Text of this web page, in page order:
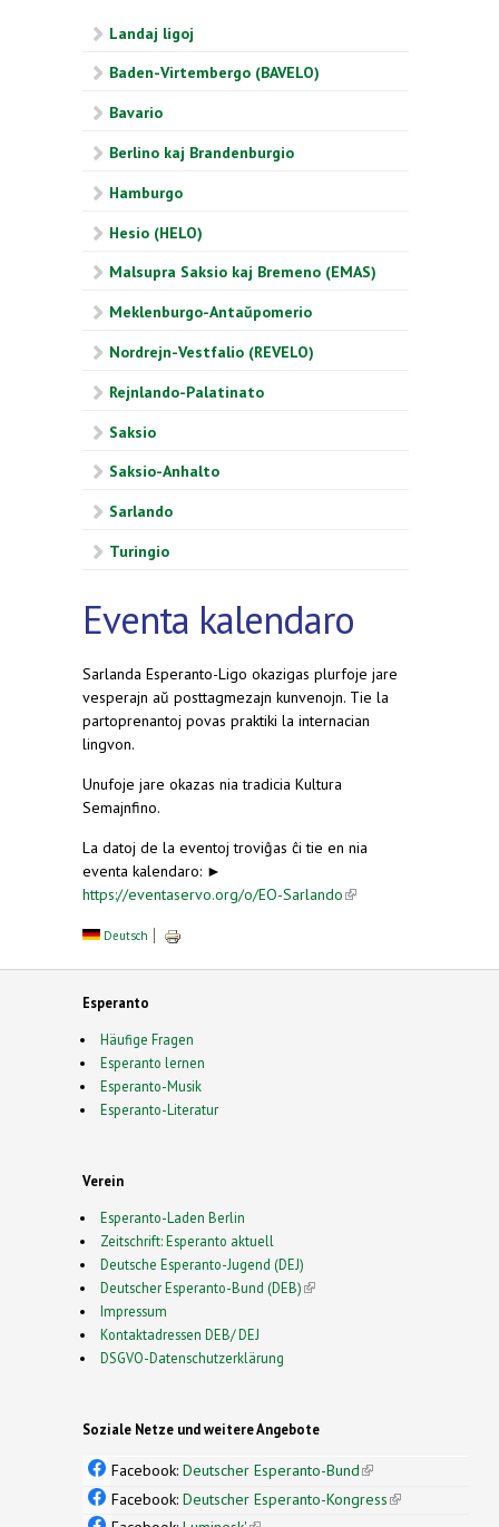
Landaj ligoj
Baden-Virtembergo (BAVELO)
Bavario
Berlino kaj Brandenburgio
Hamburgo
Hesio (HELO)
Malsupra Saksio kaj Bremeno (EMAS)
Meklenburgo-Antaŭpomerio
Nordrejn-Vestfalio (REVELO)
Rejnlando-Palatinato
Saksio
Saksio-Anhalto
Sarlando
Turingio
Eventa kalendaro
Sarlanda Esperanto-Ligo okazigas plurfoje jare
vesperajn aŭ posttagmezajn kunvenojn. Tie la
partoprenantoj povas praktiki la internacian
lingvon.
Unufoje jare okazas nia tradicia Kultura
Semajnfino.
La datoj de la eventoj troviĝas ĉi tie en nia
eventa kalendaro: ►
https://eventaservo.org/o/EO-Sarlando(link is
Deutsch
Esperanto
Häufige Fragen
Esperanto lernen
Esperanto-Musik
Esperanto-Literatur
Verein
Esperanto-Laden Berlin
Zeitschrift: Esperanto aktuell
Deutsche Esperanto-Jugend (DEJ)
Deutscher Esperanto-Bund (DEB)(link is external)
Impressum
Kontaktadressen DEB/ DEJ
DSGVO-Datenschutzerklärung
Soziale Netze und weitere Angebote
Facebook: Deutscher Esperanto-Bund(link is
external)
Facebook: Deutscher Esperanto-Kongress(link is